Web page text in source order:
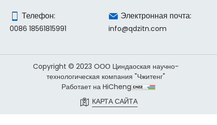
Телефон:
0086 18561815991
Электронная почта:
info@qdzitn.com
Copyright © 2023 OОО Циндаоская научно-
технологическая компания "Чжитенг"
Работает на HiCheng
КАРТА САЙТА